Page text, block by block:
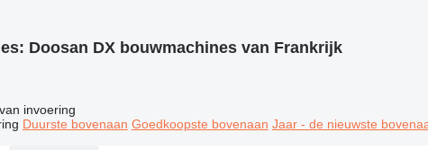
Doosan DX bouwmachines van Frankrijk
invoering
Duurste bovenaan Goedkoopste bovenaan Jaar - de nieuwste